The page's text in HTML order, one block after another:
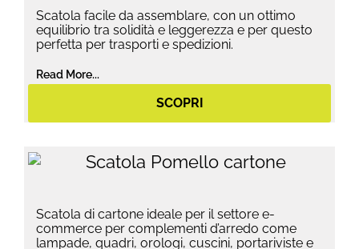
Scatola facile da assemblare, con un ottimo
equilibrio tra solidità e leggerezza e per questo
perfetta per trasporti e spedizioni.
Read More...
SCOPRI
Scatola di cartone ideale per il settore e-
commerce per complementi d’arredo come
lampade, quadri, orologi, cuscini, portariviste e